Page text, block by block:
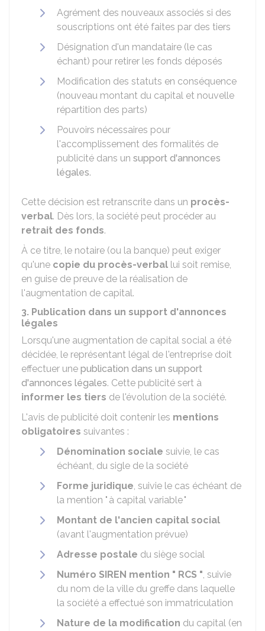
Agrément des nouveaux associés si des
souscriptions ont été faites par des tiers
Désignation d'un mandataire (le cas
échant) pour retirer les fonds déposés
Modification des statuts en conséquence
(nouveau montant du capital et nouvelle
répartition des parts)
Pouvoirs nécessaires pour
l'accomplissement des formalités de
publicité dans un support d'annonces
légales.
Cette décision est retranscrite dans un procès-
verbal. Dès lors, la société peut procéder au
retrait des fonds.
À ce titre, le notaire (ou la banque) peut exiger
qu'une copie du procès-verbal lui soit remise,
en guise de preuve de la réalisation de
l'augmentation de capital.
3. Publication dans un support d'annonces
légales
Lorsqu'une augmentation de capital social a été
décidée, le représentant légal de l'entreprise doit
effectuer une publication dans un support
d'annonces légales. Cette publicité sert à
informer les tiers de l'évolution de la société.
L'avis de publicité doit contenir les mentions
obligatoires suivantes :
Dénomination sociale suivie, le cas
échéant, du sigle de la société
Forme juridique, suivie le cas échéant de
la mention " à capital variable "
Montant de l'ancien capital social
(avant l'augmentation prévue)
Adresse postale du siège social
Numéro SIREN mention " RCS ", suivie
du nom de la ville du greffe dans laquelle
la société a effectué son immatriculation
Nature de la modification du capital (en